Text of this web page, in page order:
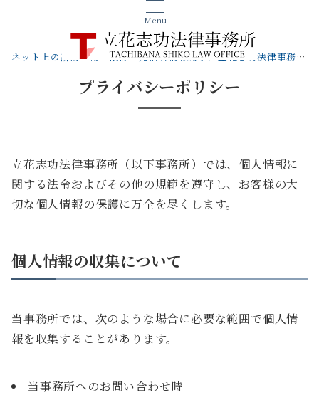
Menu
ネット上の誹謗中傷・削除・発信者情報開示は立花志功法律事務所へ【札幌の弁護士】
プライバシーポリシー
立花志功法律事務所（以下事務所）では、個人情報に
関する法令およびその他の規範を遵守し、お客様の大
切な個人情報の保護に万全を尽くします。
個人情報の収集について
当事務所では、次のような場合に必要な範囲で個人情
報を収集することがあります。
当事務所へのお問い合わせ時